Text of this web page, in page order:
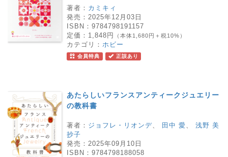
著者： カミキィ
発売： 2025年12月03日
ISBN： 9784798191157
定価： 1,848円 （本体1,680円＋税10%）
カテゴリ： ホビー
会員特典 正誤あり
あたらしいフランスアンティークジュエリー
の教科書
著者： ジョフレ・リオンデ 田中 愛
浅野 美
抄子
発売： 2025年09月10日
ISBN： 9784798188058